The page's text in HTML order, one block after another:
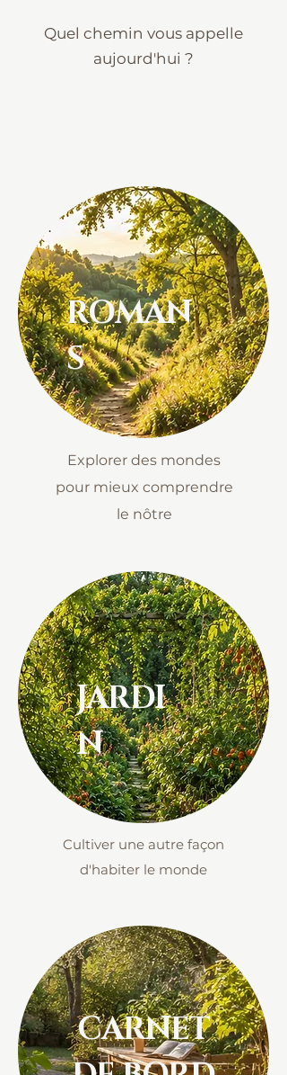
Quel chemin vous appelle
aujourd'hui ?
ROMAN
S
Explorer des mondes
pour mieux comprendre
le nôtre
JARDI
N
Cultiver une autre façon
d'habiter le monde
CARNET